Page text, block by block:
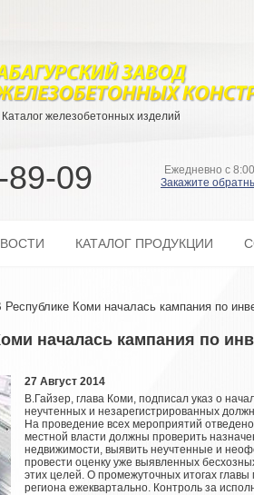
Каталог железобетонных изделий
89-09
Ежедневно с
Закажите
КАТАЛОГ ПРОДУКЦИИ
Республике Коми началась кампания по
началась кампания по
27 Август 2014
В.Гайзер, глава Коми, подписал указ о
неучтенных и незарегистрированных
На проведение всех мероприятий
местной власти должны проверить
недвижимости, выявить неучтенные и
провести оценку уже выявленных
этих целей. О промежуточных итогах
региона ежеквартально. Контроль за